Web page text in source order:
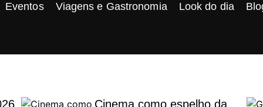
Eventos Viagens e Gastronomia Look do dia
Cinema como espelho da